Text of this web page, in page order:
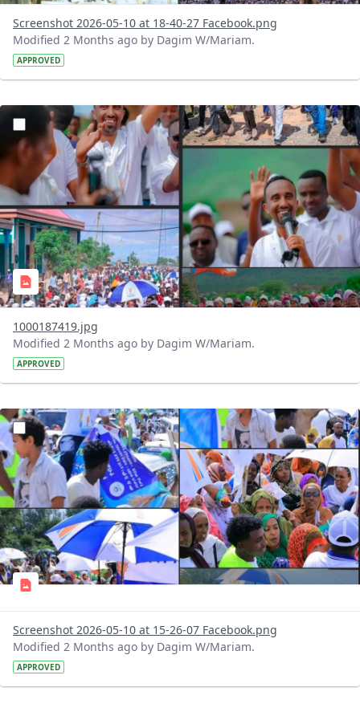
Screenshot 2026-05-10 at 18-40-27 Facebook.png
Modified 2 Months ago by Dagim W/Mariam.
APPROVED
?version=1.0&t=1778418470809&imageThumbnail=1
1000187419.jpg
Modified 2 Months ago by Dagim W/Mariam.
APPROVED
?version=1.0&t=1778416010964&imageThumbnail=1
Screenshot 2026-05-10 at 15-26-07 Facebook.png
Modified 2 Months ago by Dagim W/Mariam.
APPROVED